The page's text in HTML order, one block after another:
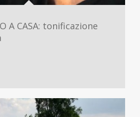
A CASA: tonificazione